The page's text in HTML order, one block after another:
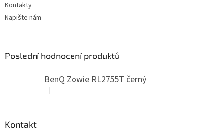
Kontakty
Napište nám
Poslední hodnocení produktů
BenQ Zowie RL2755T černý
Hodnocení produktu je 5 z 5 hvězdiček.
|
Kontakt